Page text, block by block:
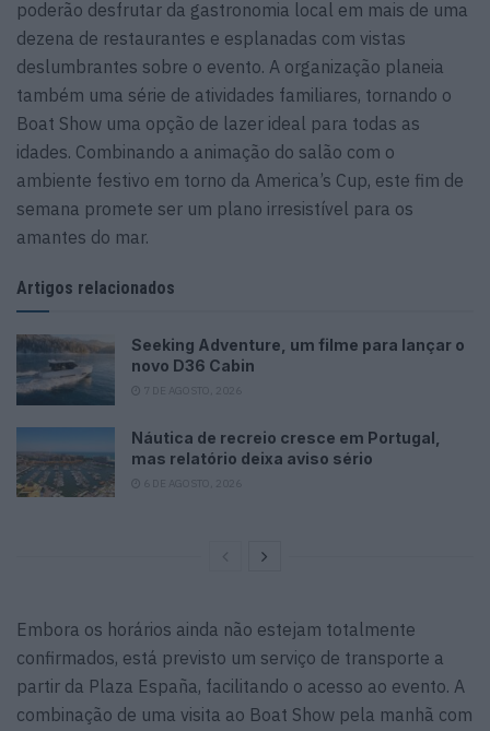
poderão desfrutar da gastronomia local em mais de uma
dezena de restaurantes e esplanadas com vistas
deslumbrantes sobre o evento. A organização planeia
também uma série de atividades familiares, tornando o
Boat Show uma opção de lazer ideal para todas as
idades. Combinando a animação do salão com o
ambiente festivo em torno da America’s Cup, este fim de
semana promete ser um plano irresistível para os
amantes do mar.
Artigos relacionados
Seeking Adventure, um filme para lançar o
novo D36 Cabin
Náutica de recreio cresce em Portugal,
mas relatório deixa aviso sério
Embora os horários ainda não estejam totalmente
confirmados, está previsto um serviço de transporte a
partir da Plaza España, facilitando o acesso ao evento. A
combinação de uma visita ao Boat Show pela manhã com